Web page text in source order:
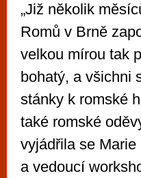
„Již několik
Romů v Brně
velkou mírou tak
bohatý, a všichni
stánky k romské
také romské
vyjádřila se
a vedoucí